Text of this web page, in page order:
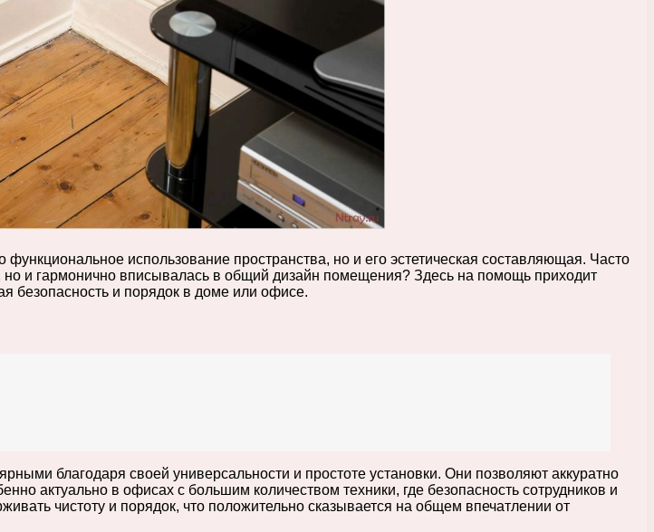
использование пространства, но и его эстетическая составляющая. Часто
но и гармонично вписывалась в общий дизайн помещения? Здесь на помощь приходит
безопасность и порядок в доме или офисе.
благодаря своей универсальности и простоте установки. Они позволяют аккуратно
актуально в офисах с большим количеством техники, где безопасность сотрудников и
чистоту и порядок, что положительно сказывается на общем впечатлении от